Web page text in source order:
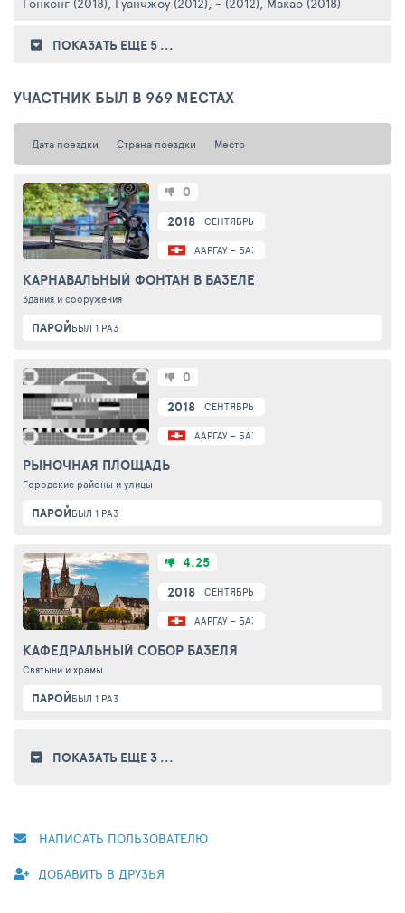
Гонконг (2018), Гуанчжоу (2012), - (2012), Макао (2018)
ПОКАЗАТЬ ЕЩЕ 5 ...
УЧАСТНИК БЫЛ В 969 МЕСТАХ
Дата поездки Страна поездки Место
2018 СЕНТЯБРЬ
ААРГАУ – БАЗЕЛЬ
КАРНАВАЛЬНЫЙ ФОНТАН В БАЗЕЛЕ
Здания и сооружения
0
ПАРОЙБЫЛ 1 РАЗ
2018 СЕНТЯБРЬ
ААРГАУ – БАЗЕЛЬ
РЫНОЧНАЯ ПЛОЩАДЬ
Городские районы и улицы
0
ПАРОЙБЫЛ 1 РАЗ
2018 СЕНТЯБРЬ
ААРГАУ – БАЗЕЛЬ
КАФЕДРАЛЬНЫЙ СОБОР БАЗЕЛЯ
Святыни и храмы
4.25
ПАРОЙБЫЛ 1 РАЗ
ПОКАЗАТЬ ЕЩЕ 3 ...
НАПИСАТЬ ПОЛЬЗОВАТЕЛЮ
ДОБАВИТЬ В ДРУЗЬЯ